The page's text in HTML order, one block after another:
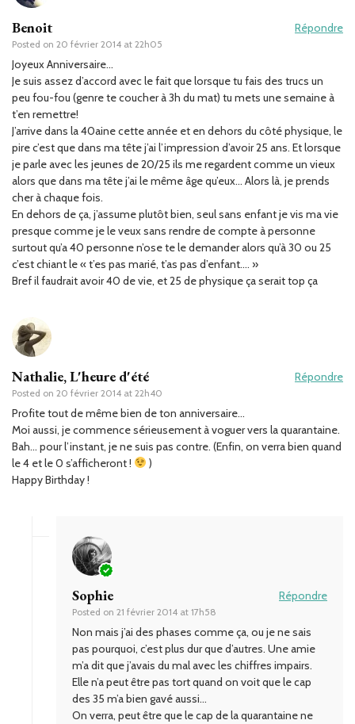
Benoit
Posted on 20 février 2014 at 22h05
Répondre
Joyeux Anniversaire…
Je suis assez d’accord avec le fait que lorsque tu fais des trucs un
peu fou-fou (genre te coucher à 3h du mat) tu mets une semaine à
t’en remettre!
J’arrive dans la 40aine cette année et en dehors du côté physique, le
pire c’est que dans ma tête j’ai l’impression d’avoir 25 ans. Et lorsque
je parle avec les jeunes de 20/25 ils me regardent comme un vieux
alors que dans ma tête j’ai le même âge qu’eux… Alors là, je prends
cher à chaque fois.
En dehors de ça, j’assume plutôt bien, seul sans enfant je vis ma vie
presque comme je le veux sans rendre de compte à personne
surtout qu’a 40 personne n’ose te le demander alors qu’à 30 ou 25
c’est chiant le « t’es pas marié, t’as pas d’enfant…. »
Bref il faudrait avoir 40 de vie, et 25 de physique ça serait top ça
Nathalie, L'heure d'été
Posted on 20 février 2014 at 22h40
Répondre
Profite tout de même bien de ton anniversaire…
Moi aussi, je commence sérieusement à voguer vers la quarantaine.
Bah… pour l’instant, je ne suis pas contre. (Enfin, on verra bien quand
le 4 et le 0 s’afficheront !
)
Happy Birthday !
Sophie
Posted on 21 février 2014 at 17h58
Répondre
Non mais j’ai des phases comme ça, ou je ne sais
pas pourquoi, c’est plus dur que d’autres. Une amie
m’a dit que j’avais du mal avec les chiffres impairs.
Elle n’a peut être pas tort quand on voit que le cap
des 35 m’a bien gavé aussi…
On verra, peut être que le cap de la quarantaine ne